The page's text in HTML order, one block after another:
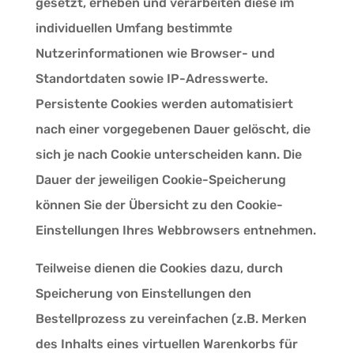
individuellen Umfang bestimmte
Nutzerinformationen wie Browser- und
Standortdaten sowie IP-Adresswerte.
Persistente Cookies werden automatisiert
nach einer vorgegebenen Dauer gelöscht, die
sich je nach Cookie unterscheiden kann. Die
Dauer der jeweiligen Cookie-Speicherung
können Sie der Übersicht zu den Cookie-
Einstellungen Ihres Webbrowsers entnehmen.
Teilweise dienen die Cookies dazu, durch
Speicherung von Einstellungen den
Bestellprozess zu vereinfachen (z.B. Merken
des Inhalts eines virtuellen Warenkorbs für